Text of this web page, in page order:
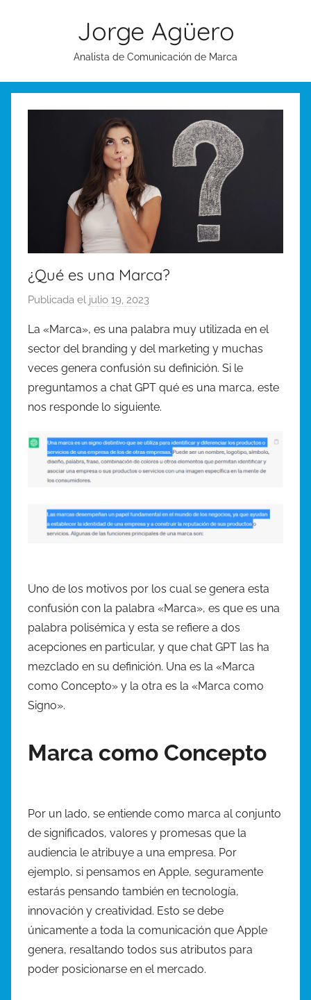
Jorge Agüero
Analista de Comunicación de Marca
¿Qué es una Marca?
Publicada el julio 19, 2023
r
J
o
r
g
A
g
r
o
s
t
o
r
La «Marca», es una palabra muy utilizada en el
sector del branding y del marketing y muchas
veces genera confusión su definición. Si le
preguntamos a chat GPT qué es una marca, este
nos responde lo siguiente.
Uno de los motivos por los cual se genera esta
confusión con la palabra «Marca», es que es una
palabra polisémica y esta se refiere a dos
acepciones en particular, y que chat GPT las ha
mezclado en su definición. Una es la «Marca
como Concepto» y la otra es la «Marca como
Signo».
Marca como Concepto
Por un lado, se entiende como marca al conjunto
de significados, valores y promesas que la
audiencia le atribuye a una empresa. Por
ejemplo, si pensamos en Apple, seguramente
estarás pensando también en tecnología,
innovación y creatividad. Esto se debe
únicamente a toda la comunicación que Apple
genera, resaltando todos sus atributos para
poder posicionarse en el mercado.